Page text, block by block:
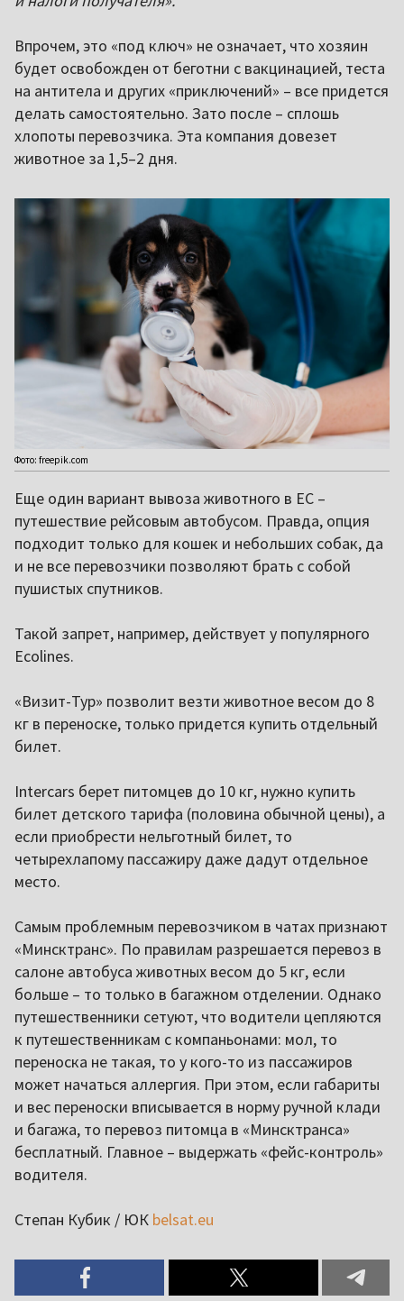
Впрочем, это «под ключ» не означает, что хозяин
будет освобожден от беготни с вакцинацией, теста
на антитела и других «приключений» – все придется
делать самостоятельно. Зато после – сплошь
хлопоты перевозчика. Эта компания довезет
животное за 1,5–2 дня.
Фото: freepik.com
Еще один вариант вывоза животного в ЕС –
путешествие рейсовым автобусом. Правда, опция
подходит только для кошек и небольших собак, да
и не все перевозчики позволяют брать с собой
пушистых спутников.
Такой запрет, например, действует у популярного
Ecolines.
«Визит-Тур» позволит везти животное весом до 8
кг в переноске, только придется купить отдельный
билет.
Intercars берет питомцев до 10 кг, нужно купить
билет детского тарифа (половина обычной цены), а
если приобрести нельготный билет, то
четырехлапому пассажиру даже дадут отдельное
место.
Самым проблемным перевозчиком в чатах признают
«Минсктранс». По правилам разрешается перевоз в
салоне автобуса животных весом до 5 кг, если
больше – то только в багажном отделении. Однако
путешественники сетуют, что водители цепляются
к путешественникам с компаньонами: мол, то
переноска не такая, то у кого-то из пассажиров
может начаться аллергия. При этом, если габариты
и вес переноски вписывается в норму ручной клади
и багажа, то перевоз питомца в «Минсктранса»
бесплатный. Главное – выдержать «фейс-контроль»
водителя.
Степан Кубик / ЮК belsat.eu